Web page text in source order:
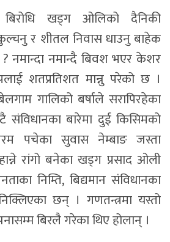
बिरोधि खड्ग ओलिको दैनिकी
र शीतल निवास धाउनु बाहेक
नमान्दा नमान्दै बिवश भएर केशर
शतप्रतिशत मान्नु परेको छ ।
गालिको बर्षाले सरापिरहेका
संविधानका बारेमा दुई किसिमको
पचेका सुवास नेम्बाङ जस्ता
रांगो बनेका खड्ग प्रसाद ओली
निम्ति, बिद्यमान संविधानका
छन् । गणतन्त्रमा यस्तो
बिरलै गरेका थिए होलान् ।